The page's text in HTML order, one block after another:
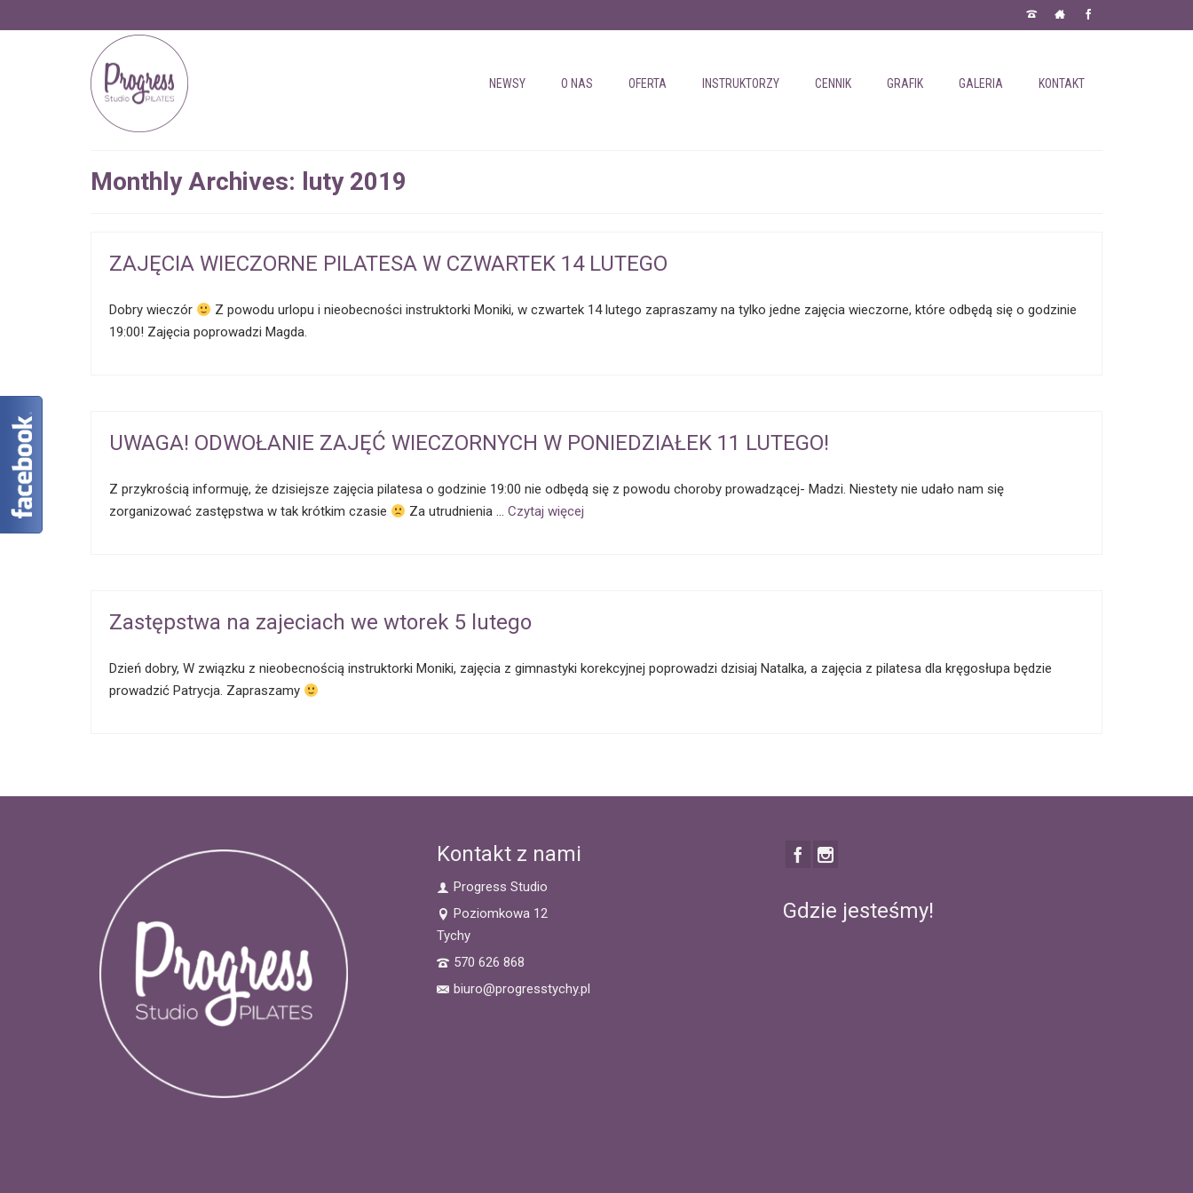
NEWSY O NAS OFERTA INSTRUKTORZY CENNIK GRAFIK GALERIA KONTAKT
Monthly Archives: luty 2019
ZAJĘCIA WIECZORNE PILATESA W CZWARTEK 14 LUTEGO
Dobry wieczór
Z powodu urlopu i nieobecności instruktorki Moniki, w czwartek 14 lutego zapraszamy na tylko jedne zajęcia wieczorne, które odbędą się o godzinie
19:00! Zajęcia poprowadzi Magda.
UWAGA! ODWOŁANIE ZAJĘĆ WIECZORNYCH W PONIEDZIAŁEK 11 LUTEGO!
Z przykrością informuję, że dzisiejsze zajęcia pilatesa o godzinie 19:00 nie odbędą się z powodu choroby prowadzącej- Madzi. Niestety nie udało nam się
zorganizować zastępstwa w tak krótkim czasie
Za utrudnienia …Czytaj więcej
Zastępstwa na zajeciach we wtorek 5 lutego
Dzień dobry, W związku z nieobecnością instruktorki Moniki, zajęcia z gimnastyki korekcyjnej poprowadzi dzisiaj Natalka, a zajęcia z pilatesa dla kręgosłupa będzie
prowadzić Patrycja. Zapraszamy
Kontakt z nami
Progress Studio
Poziomkowa 12
Tychy
570 626 868
biuro@progresstychy.pl
Gdzie jesteśmy!